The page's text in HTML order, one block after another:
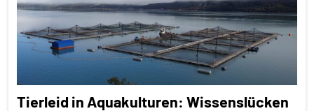
Themen
Alle
Tiergruppen
Ausgewählte
Artikel
Tierleid in Aquakulturen: Wissenslücken